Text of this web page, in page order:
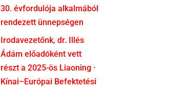
30. évfordulója alkalmából
rendezett ünnepségen
Irodavezetőnk, dr. Illés
Ádám előadóként vett
részt a 2025-ös Liaoning ·
Kínai–Európai Befektetési